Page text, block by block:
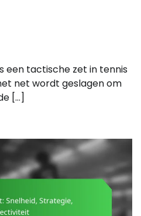
een tactische zet in tennis
net wordt geslagen om
[…]